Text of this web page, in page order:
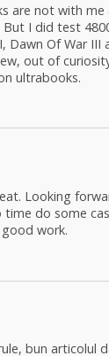
are not with
I did test
Dawn Of War
out of
ultrabooks.
Looking
do some
work.
bun articolul